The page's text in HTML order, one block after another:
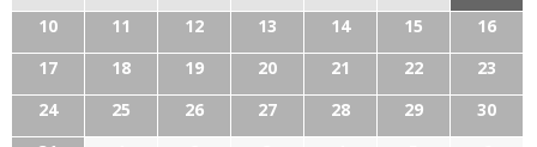
10
11 12 13 14 15
16
17
18 19 20 21 22
23
24
25 26 27 28 29
30